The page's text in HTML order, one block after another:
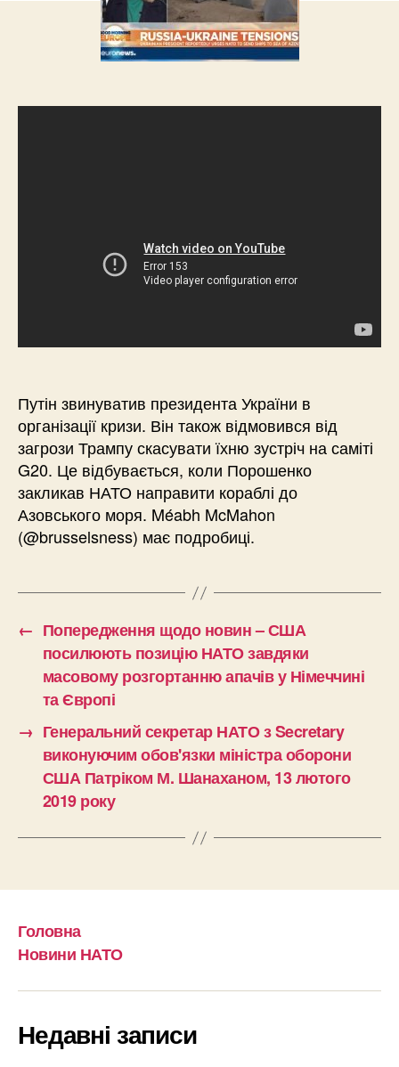
Путін звинуватив президента України в
організації кризи. Він також відмовився від
загрози Трампу скасувати їхню зустріч на саміті
G20. Це відбувається, коли Порошенко
закликав НАТО направити кораблі до
Азовського моря. Méabh McMahon
(@brusselsness) має подробиці.
← Попередження щодо новин – США
посилюють позицію НАТО завдяки
масовому розгортанню апачів у Німеччині
та Європі
→ Генеральний секретар НАТО з Secretary
виконуючим обов'язки міністра оборони
США Патріком М. Шанаханом, 13 лютого
2019 року
Головна
Новини НАТО
Недавні записи